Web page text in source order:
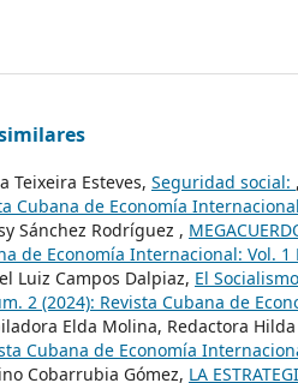
Teixeira Esteves, Seguridad social:
Cubana de Economía
Sánchez Rodríguez ,
de Economía Internacional: Vol.
Luiz Campos Dalpiaz, El
2 (2024): Revista Cubana de
Elda Molina, Redactora
Cubana de Economía
Cobarrubia Gómez, LA